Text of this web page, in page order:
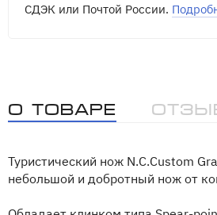
СДЭК или Почтой России.
О товаре
Туристический нож N.C.Custom
небольшой и добротный нож от